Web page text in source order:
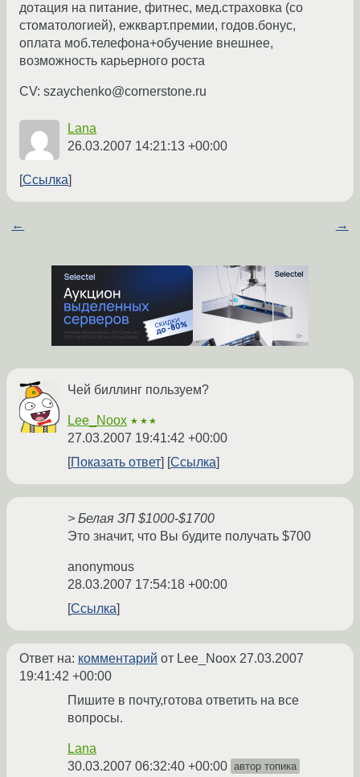
дотация на питание, фитнес, мед.страховка (со
стоматологией), ежкварт.премии, годов.бонус,
оплата моб.телефона+обучение внешнее,
возможность карьерного роста
CV: szaychenko@cornerstone.ru
Lana
26.03.2007 14:21:13 +00:00
Ссылка
← →
Чей биллинг пользуем?
Lee_Noox ★★★
27.03.2007 19:41:42 +00:00
Показать ответ
Ссылка
> Белая ЗП $1000-$1700
Это значит, что Вы будите получать $700
anonymous
28.03.2007 17:54:18 +00:00
Ссылка
Ответ на: комментарий от Lee_Noox 27.03.2007
19:41:42 +00:00
Пишите в почту,готова ответить на все
вопросы.
Lana
30.03.2007 06:32:40 +00:00 автор топика